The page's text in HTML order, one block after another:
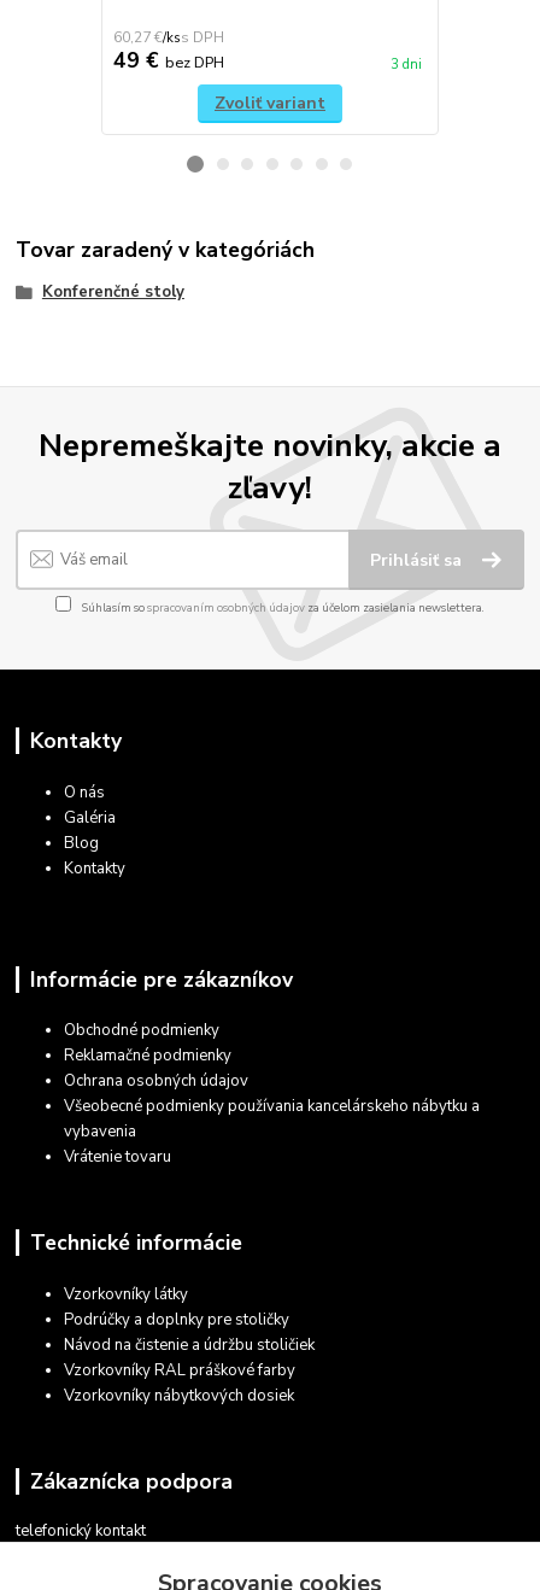
60,27 €/ks
49 € bez DPH 3 dni
Zvoliť variant
Tovar zaradený v kategóriách
Konferenčné stoly
Nepremeškajte novinky, akcie a
zľavy!
Prihlásiť sa
Súhlasím sospracovaním osobných údajov za účelom zasielania newslettera.
Kontakty
O nás
Galéria
Blog
Kontakty
Informácie pre zákazníkov
Obchodné podmienky
Reklamačné podmienky
Ochrana osobných údajov
Všeobecné podmienky používania kancelárskeho nábytku a
vybavenia
Vrátenie tovaru
Technické informácie
Vzorkovníky látky
Podrúčky a doplnky pre stoličky
Návod na čistenie a údržbu stoličiek
Vzorkovníky RAL práškové farby
Vzorkovníky nábytkových dosiek
Zákaznícka podpora
telefonický kontakt
v pracovných dňoch 08.30 - 16.00Spracovanie cookies